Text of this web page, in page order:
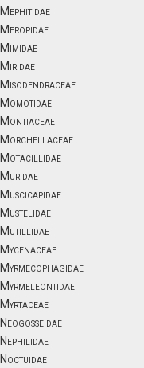
Mephitidae
Meropidae
Mimidae
Miridae
Misodendraceae
Momotidae
Montiaceae
Morchellaceae
Motacillidae
Muridae
Muscicapidae
Mustelidae
Mutillidae
Mycenaceae
Myrmecophagidae
Myrmeleontidae
Myrtaceae
Neogosseidae
Nephilidae
Noctuidae